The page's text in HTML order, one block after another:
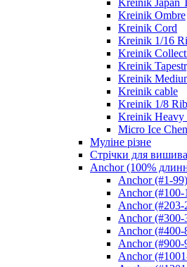
Kreinik Ombre
Kreinik Cord
Kreinik 1/16
Kreinik
Kreinik
Kreinik
Kreinik cable
Kreinik 1/8
Kreinik Heavy
Micro Ice
Муліне різне
Стрічки для
Anchor (100%
Anchor (#1-99)
Anchor (#100-
Anchor (#203-
Anchor (#300-
Anchor (#400-
Anchor (#900-
Anchor